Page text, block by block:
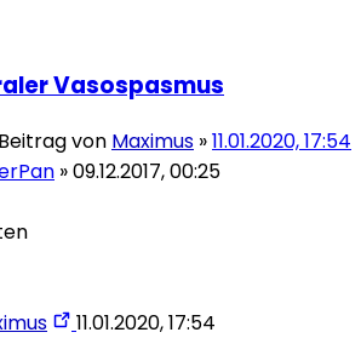
Vasospasmus
von Maximus »11.01.2020, 17:54
»09.12.2017, 00:25
11.01.2020, 17:54